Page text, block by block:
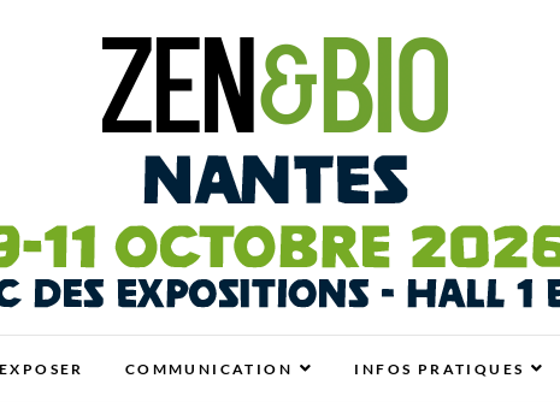
BIO, BIEN-ÊTRE ET HABITAT SAIN
EXPOSER COMMUNICATION INFOS PRATIQUES